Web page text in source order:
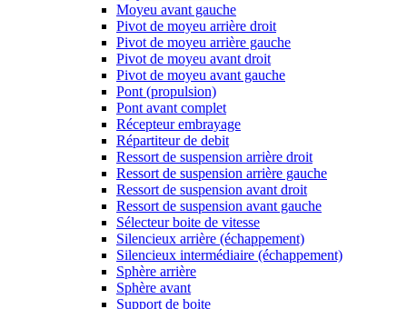
Moyeu avant gauche
Pivot de moyeu arrière droit
Pivot de moyeu arrière gauche
Pivot de moyeu avant droit
Pivot de moyeu avant gauche
Pont (propulsion)
Pont avant complet
Récepteur embrayage
Répartiteur de debit
Ressort de suspension arrière droit
Ressort de suspension arrière gauche
Ressort de suspension avant droit
Ressort de suspension avant gauche
Sélecteur boite de vitesse
Silencieux arrière (échappement)
Silencieux intermédiaire (échappement)
Sphère arrière
Sphère avant
Support de boite